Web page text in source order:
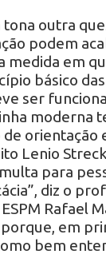
outra
podem
medida em
básico
ser
moderna
orientação
Lenio
para
diz o
ESPM Rafael
em
bem